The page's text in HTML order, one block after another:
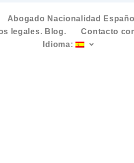
Abogado Nacionalidad
legales. Blog.
Contacto
Idioma: